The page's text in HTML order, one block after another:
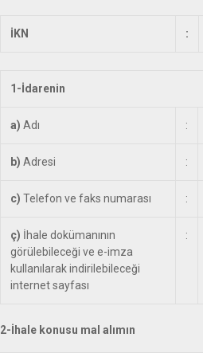
İKN :
1-İdarenin
a) Adı :
b) Adresi :
c) Telefon ve faks numarası :
ç) İhale dokümanının
görülebileceği ve e-imza
kullanılarak indirilebileceği
internet sayfası
:
2-İhale konusu mal alımın